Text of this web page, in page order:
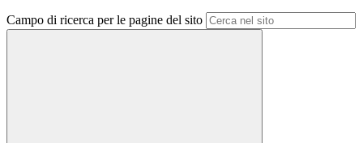
Campo di ricerca per le pagine del sito